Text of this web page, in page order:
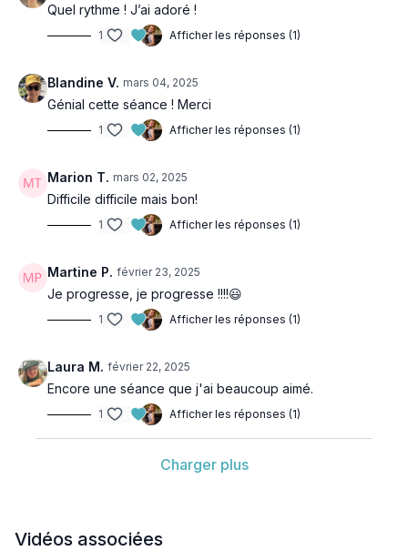
Quel rythme ! J’ai adoré !
1 Afficher les réponses (1)
Blandine V. mars 04, 2025
Génial cette séance ! Merci
1 Afficher les réponses (1)
Marion T. mars 02, 2025
Difficile difficile mais bon!
1 Afficher les réponses (1)
Martine P. février 23, 2025
Je progresse, je progresse !!!!😃
1 Afficher les réponses (1)
Laura M. février 22, 2025
Encore une séance que j'ai beaucoup aimé.
1 Afficher les réponses (1)
Charger plus
Vidéos associées